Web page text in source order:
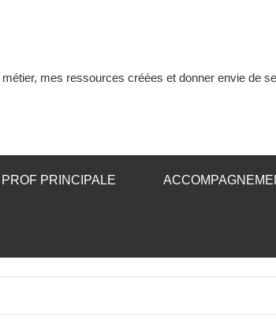
mes ressources créées et donner envie de
PRINCIPALE